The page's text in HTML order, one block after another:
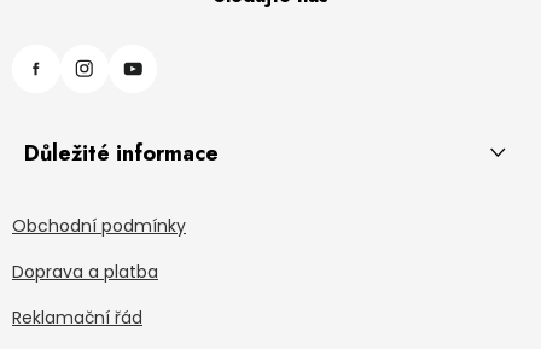
Důležité informace
Obchodní podmínky
Doprava a platba
Reklamační řád